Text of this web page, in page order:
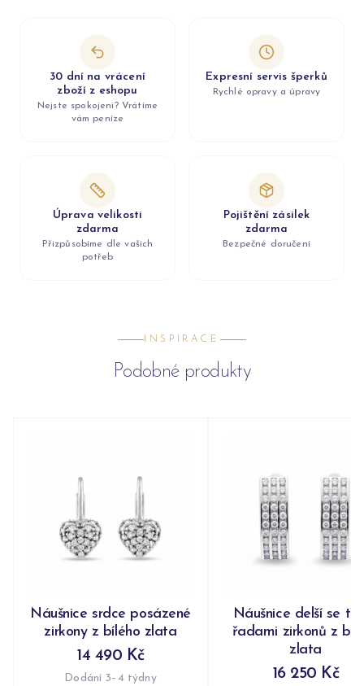
30 dní na vrácení
zboží z eshopu
Nejste spokojeni? Vrátíme
vám peníze
Expresní servis šperků
Rychlé opravy a úpravy
Úprava velikosti
zdarma
Přizpůsobíme dle vašich
potřeb
Pojištění zásilek
zdarma
Bezpečné doručení
INSPIRACE
Podobné produkty
Náušnice srdce posázené
zirkony z bílého zlata
14 490 Kč
Dodání 3–4 týdny
Náušnice delší se
řadami zirkonů z
zlata
16 250 Kč